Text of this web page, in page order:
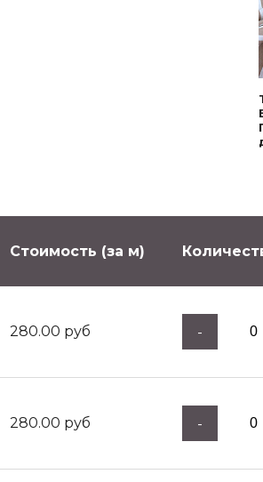
Стоимость (за м)
280.00 руб -
280.00 руб -